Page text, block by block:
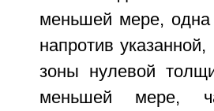
меньшей мере, одна
напротив
зоны нулевой
меньшей мере,